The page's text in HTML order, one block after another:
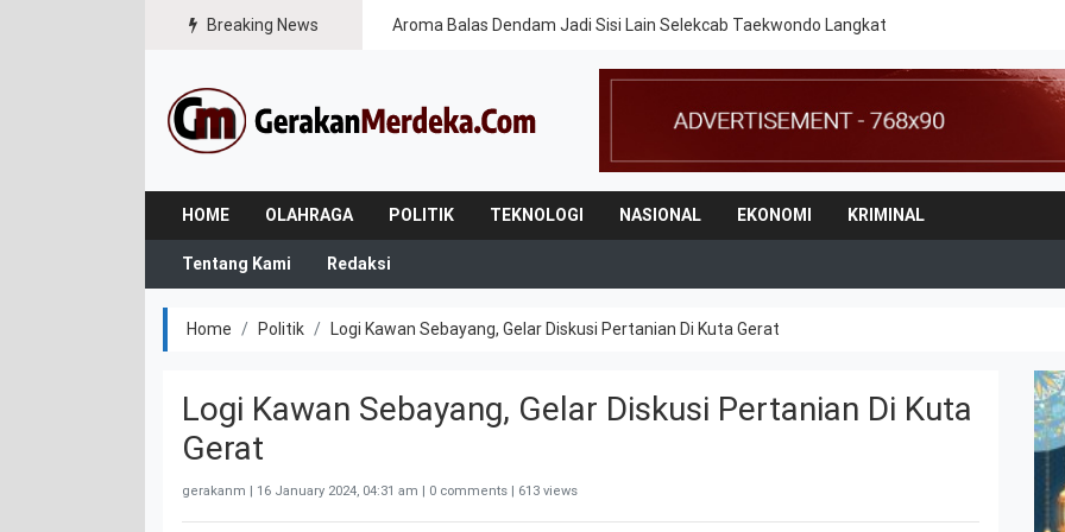
Breaking News Aroma Balas Dendam Jadi Sisi Lain Selekcab Taekwondo Langkat
HOME OLAHRAGA POLITIK TEKNOLOGI NASIONAL EKONOMI KRIMINAL
Tentang Kami Redaksi
Home Politik Logi Kawan Sebayang, Gelar Diskusi Pertanian Di Kuta Gerat
Logi Kawan Sebayang, Gelar Diskusi Pertanian Di Kuta
Gerat
gerakanm | 16 January 2024, 04:31 am | 0 comments | 613 views